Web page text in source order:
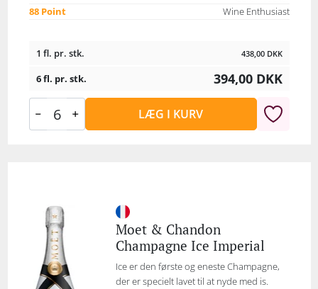
88 Point
Wine Enthusiast
1 fl. pr. stk. 438,00 DKK
6 fl. pr. stk. 394,00 DKK
LÆG I KURV
Moet & Chandon
Champagne Ice Imperial
Ice er den første og eneste Champagne,
der er specielt lavet til at nyde med is.